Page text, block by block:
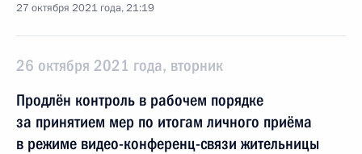
27 октября 2021 года, 21:19
26 октября 2021 года, вторник
Продлён контроль в рабочем порядке
за принятием мер по итогам личного приёма
в режиме видео-конференц-связи жительницы